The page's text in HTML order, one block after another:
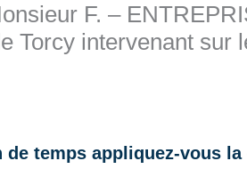
F. –
Torcy intervenant sur
de temps appliquez-vous